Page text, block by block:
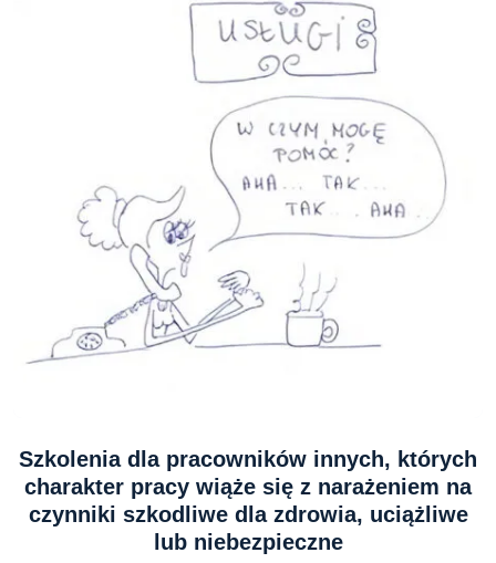
Szkolenia dla pracowników innych, których
charakter pracy wiąże się z narażeniem na
czynniki szkodliwe dla zdrowia, uciążliwe
lub niebezpieczne